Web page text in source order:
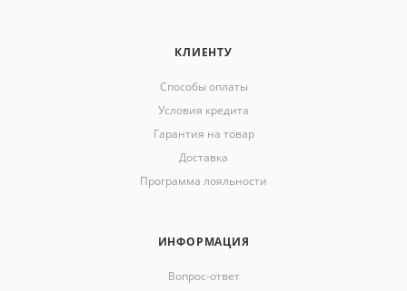
КЛИЕНТУ
Способы оплаты
Условия кредита
Гарантия на товар
Доставка
Программа лояльности
ИНФОРМАЦИЯ
Вопрос-ответ